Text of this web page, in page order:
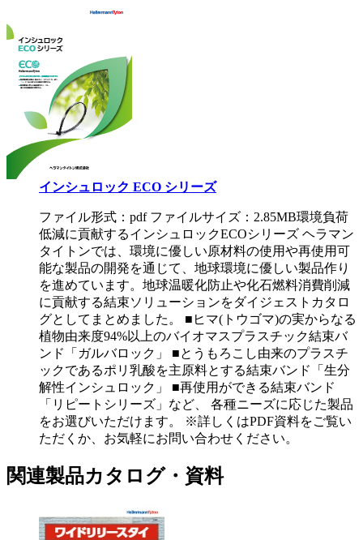
インシュロック ECO シリーズ
ファイル形式：pdf ファイルサイズ：2.85MB環境負荷
低減に貢献するインシュロックECOシリーズ ヘラマン
タイトンでは、環境に優しい原材料の使用や再使用可
能な製品の開発を通じて、地球環境に優しい製品作り
を進めています。地球温暖化防止や化石燃料消費削減
に貢献する結束ソリューションをダイジェストカタロ
グとしてまとめました。 ■ヒマ(トウゴマ)の実からなる
植物由来度94%以上のバイオマスプラスチック結束バ
ンド「ガルバロック」 ■とうもろこし由来のプラスチ
ックであるポリ乳酸を主原料とする結束バンド「生分
解性インシュロック」 ■再使用ができる結束バンド
「リピートシリーズ」など、 各種ニーズに応じた製品
をお選びいただけます。 ※詳しくはPDF資料をご覧い
ただくか、お気軽にお問い合わせください。
関連製品カタログ・資料